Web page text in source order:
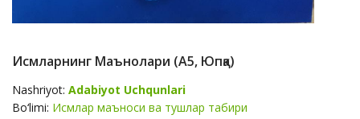
Исмларнинг Маънолари (А5, Юпқа)
Nashriyot: Adabiyot Uchqunlari
Bo‘limi: Исмлар маъноси ва тушлар табири